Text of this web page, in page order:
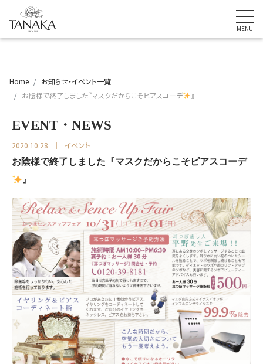
Home
お知らせ・イベント一覧
お陰様で終了しました『マスクだからこそピアスコーデ
』
EVENT・NEWS
2020.10.28 イベント
お陰様で終了しました『マスクだからこそピアスコーデ
』